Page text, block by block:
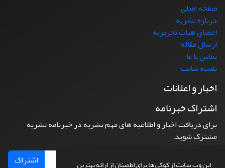
این وب سایت از کوکی ها برای اطمینان از ارائه بهترین
صفحه اصلی
درباره نشریه
اعضای هیات تحریریه
ارسال مقاله
تماس با ما
نقشه سایت
اخبار و اعلانات
اشتراک خبرنامه
برای دریافت اخبار و اطلاعیه های مهم نشریه در خبرنامه نشریه
مشترک شوید.
اشتراک